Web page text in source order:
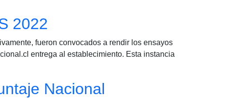
2022
fueron convocados a rendir los ensayos
entrega al establecimiento. Esta instancia
Nacional